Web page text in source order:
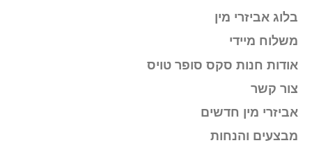
בלוג אביזרי מין
משלוח מיידי
אודות חנות סקס סופר טויס
צור קשר
אביזרי מין חדשים
מבצעים והנחות